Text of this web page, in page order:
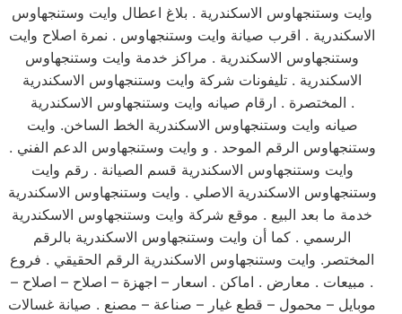
وايت وستنجهاوس الاسكندرية . بلاغ اعطال وايت وستنجهاوس
الاسكندرية . اقرب صيانة وايت وستنجهاوس . نمرة اصلاح وايت
وستنجهاوس الاسكندرية . مراكز خدمة وايت وستنجهاوس
الاسكندرية . تليفونات شركة وايت وستنجهاوس الاسكندرية
المختصرة . ارقام صيانه وايت وستنجهاوس الاسكندرية .
صيانه وايت وستنجهاوس الاسكندرية الخط الساخن. وايت
وستنجهاوس الرقم الموحد . و وايت وستنجهاوس الدعم الفني .
وايت وستنجهاوس الاسكندرية قسم الصيانة . رقم وايت
وستنجهاوس الاسكندرية الاصلي . وايت وستنجهاوس الاسكندرية
خدمة ما بعد البيع . موقع شركة وايت وستنجهاوس الاسكندرية
الرسمي . كما أن وايت وستنجهاوس الاسكندرية بالرقم
المختصر. وايت وستنجهاوس الاسكندرية الرقم الحقيقي . فروع
. مبيعات . معارض . اماكن . اسعار – اجهزة – اصلاح – اصلاح –
موبايل – محمول – قطع غيار – صناعة – مصنع . صيانة غسالات